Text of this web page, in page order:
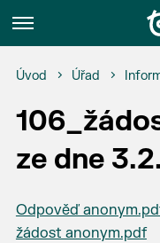
Menu
Úvod Úřad
ze dne
Odpověď
žádost anonym.pdf